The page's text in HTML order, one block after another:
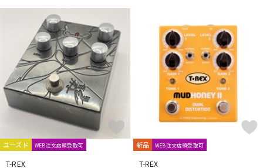
ドラム パーカッション
キーボード 電子ピアノ
管楽器 その他楽器
ユーズド WEB注文店頭受取可
T-REX
新品 WEB注文店頭受取可
T-REX